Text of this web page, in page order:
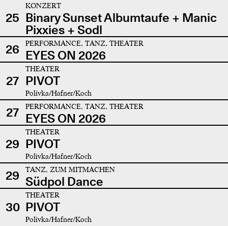
25
KONZERT
Binary Sunset Albumtaufe + Manic
Pixxies + Sodl
26
PERFORMANCE, TANZ, THEATER
EYES ON 2026
27
THEATER
PIVOT
Polivka/Hafner/Koch
27 PERFORMANCE, TANZ, THEATER
EYES ON 2026
29
THEATER
PIVOT
Polivka/Hafner/Koch
29 TANZ, ZUM MITMACHEN
Südpol Dance
30
THEATER
PIVOT
Polivka/Hafner/Koch